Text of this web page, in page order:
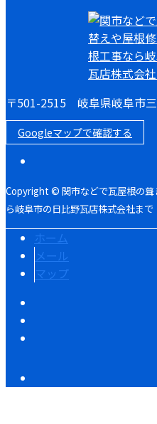
〒501-2515 岐阜県岐阜市
Googleマップで確認する
Copyright © 関市などで瓦屋根の葺
ら岐阜市の日比野瓦店株式会社ま
ホーム
メール
マップ